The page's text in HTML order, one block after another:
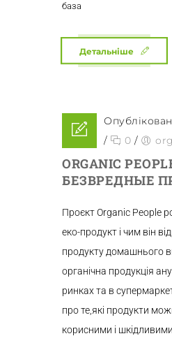
база
Детальніше
/
0 /
ORGANIC
БЕЗВРЕДНЫЕ
Проєкт Organic People
еко-продукт і чим він
продукту домашнього
органічна продукція
ринках та в
про те,які продукти
корисними і